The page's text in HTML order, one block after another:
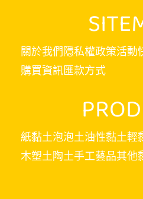
關於我們隱私權政策活動
購買資訊匯款方式
紙黏土泡泡土油性黏土輕
木塑土陶土手工藝品其他